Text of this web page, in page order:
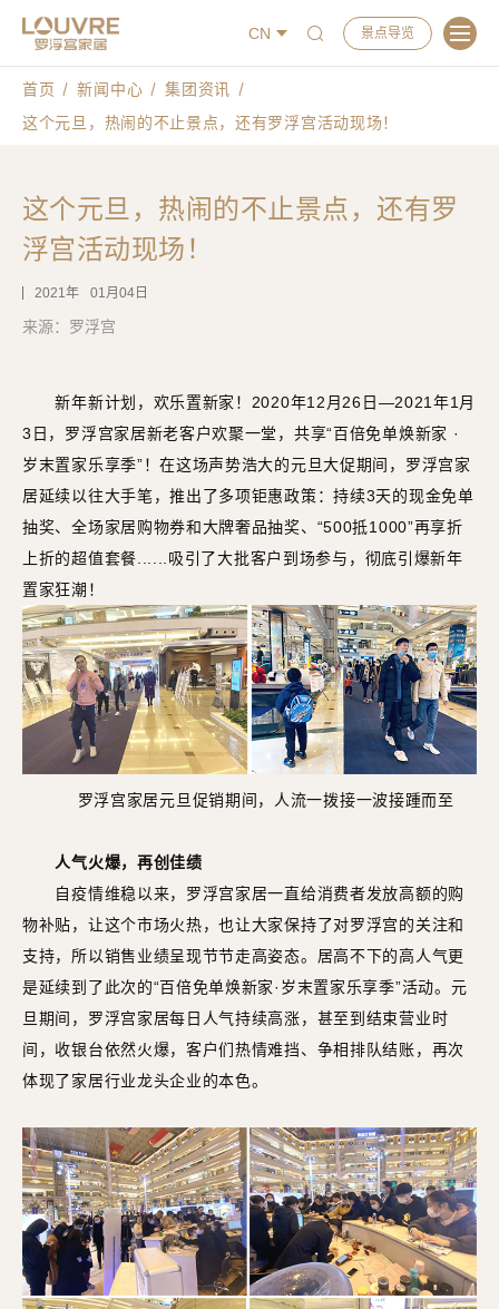
CN 景点导览
首页 新闻中心
集团资讯
这个元旦，热闹的不止景点，还有罗浮宫活动现场！
这个元旦，热闹的不止景点，还有罗
浮宫活动现场！
01月04日
2021
来源：罗浮宫
新年新计划，欢乐置新家！2020年12月26日—2021年1月
3日，罗浮宫家居新老客户欢聚一堂，共享“百倍免单焕新家 ·
岁末置家乐享季”！在这场声势浩大的元旦大促期间，罗浮宫家
居延续以往大手笔，推出了多项钜惠政策：持续3天的现金免单
抽奖、全场家居购物券和大牌奢品抽奖、“500抵1000”再享折
上折的超值套餐......吸引了大批客户到场参与，彻底引爆新年
置家狂潮！
罗浮宫家居元旦促销期间，人流一拨接一波接踵而至
人气火爆，再创佳绩
自疫情维稳以来，罗浮宫家居一直给消费者发放高额的购
物补贴，让这个市场火热，也让大家保持了对罗浮宫的关注和
支持，所以销售业绩呈现节节走高姿态。居高不下的高人气更
是延续到了此次的“百倍免单焕新家·岁末置家乐享季”活动。元
旦期间，罗浮宫家居每日人气持续高涨，甚至到结束营业时
间，收银台依然火爆，客户们热情难挡、争相排队结账，再次
体现了家居行业龙头企业的本色。